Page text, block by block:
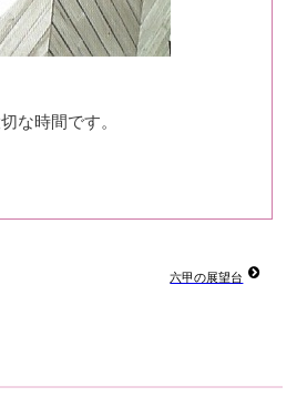
な時間です。
六甲の展望台